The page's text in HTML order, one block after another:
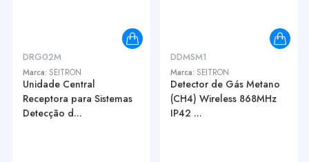
DRG02M
Marca: SEITRON
Unidade Central
Receptora para Sistemas
Detecção d...
DDMSM1
Marca: SEITRON
Detector de Gás Metano
(CH4) Wireless 868MHz
IP42 ...